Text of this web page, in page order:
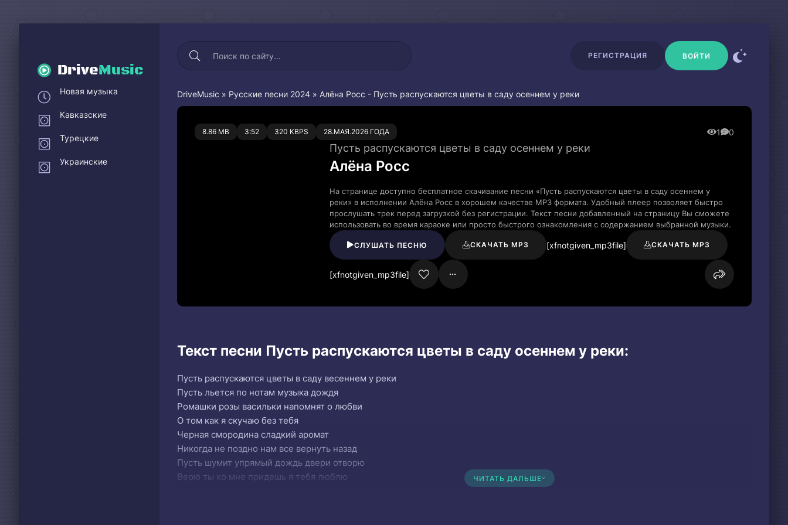
DriveMusic
РЕГИСТРАЦИЯ ВОЙТИ
DriveMusic » Русские песни 2024 » Алёна Росс - Пусть распускаются цветы в саду осеннем у реки
8.86 MB 3:52 320 KBPS 28.МАЯ.2026 ГОДА 1 0
0 0
Пусть распускаются цветы в саду осеннем у реки
Алёна Росс
На странице доступно бесплатное скачивание песни «Пусть распускаются цветы в саду осеннем у
реки» в исполнении Алёна Росс в хорошем качестве MP3 формата. Удобный плеер позволяет быстро
прослушать трек перед загрузкой без регистрации. Текст песни добавленный на страницу Вы сможете
использовать во время караоке или просто быстрого ознакомления с содержанием выбранной музыки.
СЛУШАТЬ ПЕСНЮ СКАЧАТЬ MP3 [xfnotgiven_mp3file] СКАЧАТЬ MP3
[xfnotgiven_mp3file]
Текст песни Пусть распускаются цветы в саду осеннем у реки:
Пусть распускаются цветы в саду весеннем у реки
Пусть льется по нотам музыка дождя
Ромашки розы васильки напомнят о любви
О том как я скучаю без тебя
Черная смородина сладкий аромат
Никогда не поздно нам все вернуть назад
Пусть шумит упрямый дождь двери отворю
Верю ты ко мне придешь я тебя люблю
ЧИТАТЬ ДАЛЬШЕ
Новая музыка
Кавказские
Турецкие
Украинские